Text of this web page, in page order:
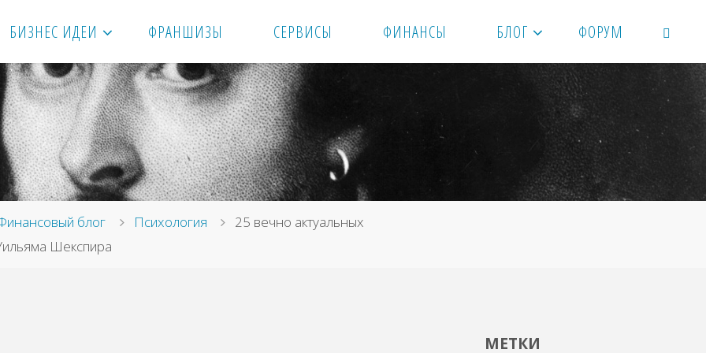
БИЗНЕС ИДЕИ ФРАНШИЗЫ СЕРВИСЫ ФИНАНСЫ БЛОГ ФОРУМ
ПОИСК
блог Психология
25 вечно актуальных
Шекспира
МЕТКИ